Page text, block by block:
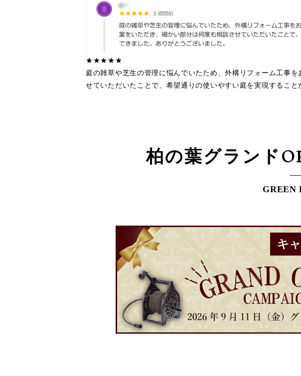
★★★★★
庭の雑草や芝生の管理に悩んでいたため、外構リフォーム工事
せていただいたことで、希望通りの使いやすい庭を実現すること
柏の葉グランド
GREEN